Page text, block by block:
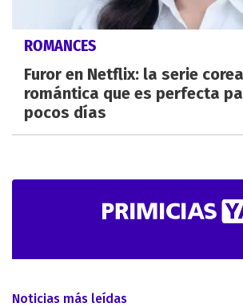
ROMANCES
Furor en Netflix: la serie
romántica que es perfecta
pocos días
Noticias más leídas